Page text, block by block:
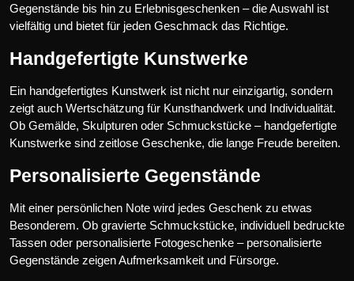
Gegenstände bis hin zu Erlebnisgeschenken – die Auswahl ist
vielfältig und bietet für jeden Geschmack das Richtige.
Handgefertigte Kunstwerke
Ein handgefertigtes Kunstwerk ist nicht nur einzigartig, sondern
zeigt auch Wertschätzung für Kunsthandwerk und Individualität.
Ob Gemälde, Skulpturen oder Schmuckstücke – handgefertigte
Kunstwerke sind zeitlose Geschenke, die lange Freude bereiten.
Personalisierte Gegenstände
Mit einer persönlichen Note wird jedes Geschenk zu etwas
Besonderem. Ob gravierte Schmuckstücke, individuell bedruckte
Tassen oder personalisierte Fotogeschenke – personalisierte
Gegenstände zeigen Aufmerksamkeit und Fürsorge.